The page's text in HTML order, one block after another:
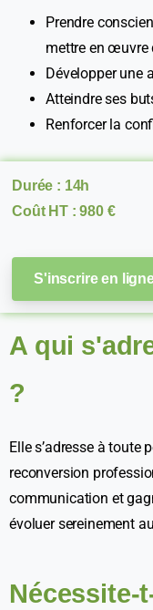
Prendre
mettre en œuvre
Développer une
Atteindre ses
Renforcer la
Durée : 14h
Coût HT : 980 €
S'inscrire en
A qui
?
Elle s’adresse à toute
reconversion
communication et
évoluer sereinement
Nécessite-